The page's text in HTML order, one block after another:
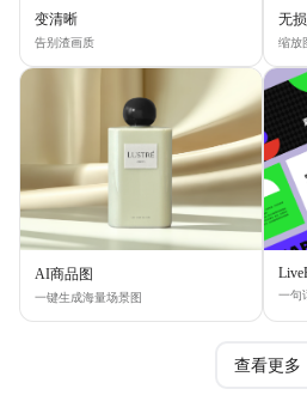
变清晰
告别渣画质
无
缩放
AI商品图
一键生成海量场景图 一句
查看更多